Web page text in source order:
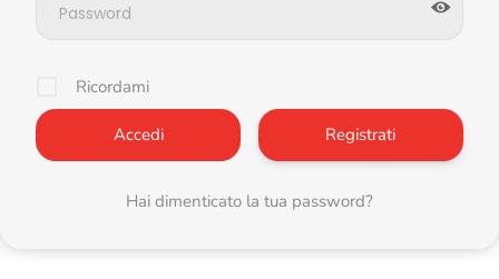
Ricordami
Registrati
Hai dimenticato la tua password?